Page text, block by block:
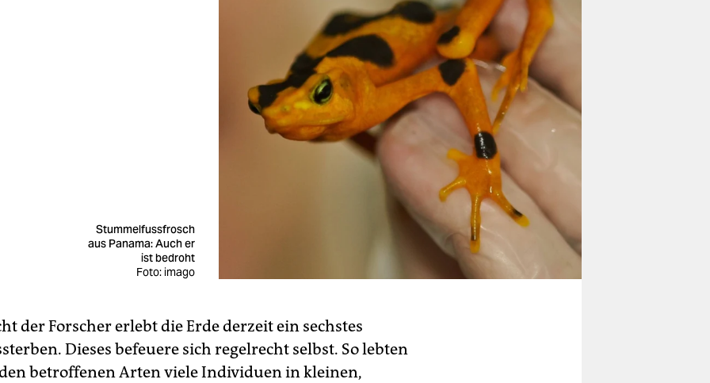
Stummelfussfrosch
aus Panama: Auch er
ist bedroht
Foto: imago
der Forscher erlebt die Erde derzeit ein sechstes
Dieses befeuere sich regelrecht selbst. So lebten
betroffenen Arten viele Individuen in kleinen,